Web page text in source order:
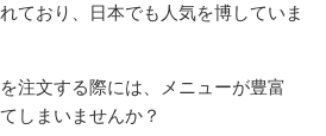
ており、日本でも人気を博していま
注文する際には、メニューが豊富
しまいませんか？